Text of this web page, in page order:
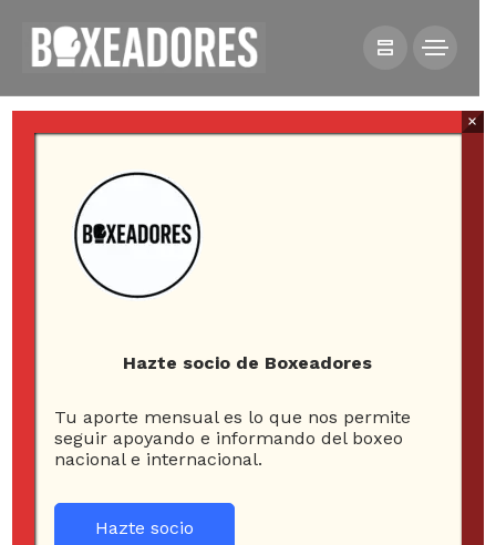
NOTICIAS
Hazte socio de Boxeadores
Tu aporte mensual es lo que nos permite
seguir apoyando e informando del boxeo
nacional e internacional.
Hazte socio
×